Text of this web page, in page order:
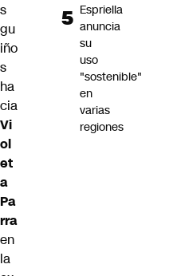
s
gu
iño
s
ha
cia
Vi
ol
et
a
Pa
rra
en
la
Espriella
anuncia
su
uso
"sostenible"
en
varias
regiones